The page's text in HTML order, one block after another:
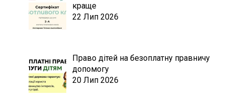
краще
22 Лип 2026
Право дітей на безоплатну правничу
допомогу
20 Лип 2026